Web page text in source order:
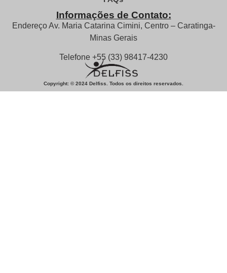
Informações de Contato:
Endereço Av. Maria Catarina Cimini, Centro – Caratinga-
Minas Gerais
Telefone +55 (33) 98417-4230
Copyright: © 2024 Delfiss. Todos os direitos reservados.